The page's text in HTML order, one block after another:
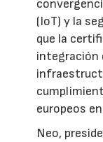
(IoT) y la
que la
integración
europeos
Neo,